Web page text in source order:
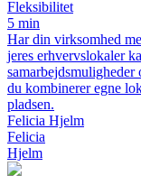
Fleksibilitet
5 min
Har din virksomhed
jeres erhvervslokaler
du kombinerer egne
pladsen.
Felicia Hjelm
Felicia
Hjelm